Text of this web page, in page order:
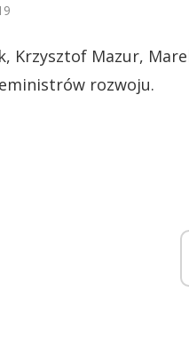
Krzysztof Mazur,
rozwoju.